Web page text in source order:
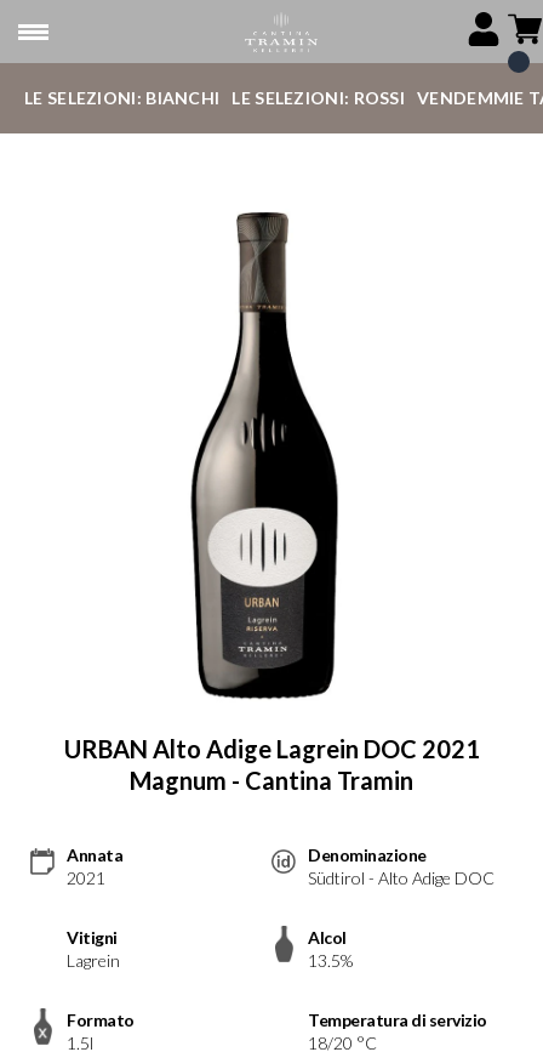
LE SELEZIONI: BIANCHI LE SELEZIONI: ROSSI VENDEMMIE
URBAN Alto Adige Lagrein DOC 2021
Magnum - Cantina Tramin
Annata
2021
Denominazione
Südtirol - Alto Adige DOC
Vitigni
Lagrein
Alcol
13.5%
Formato
1.5l
Temperatura di servizio
18/20 °C